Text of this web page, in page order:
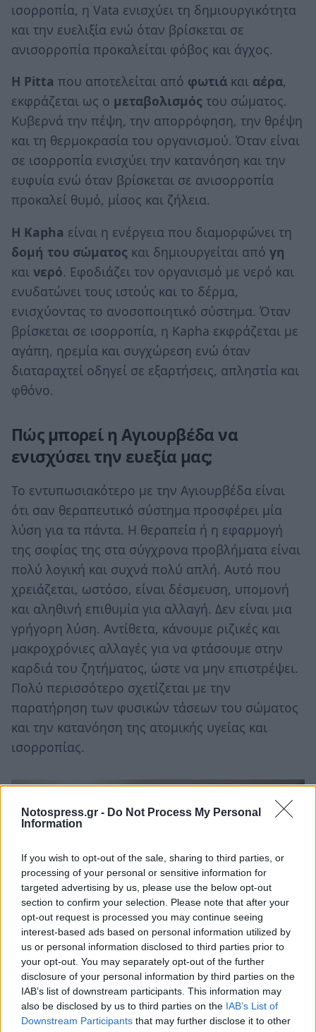
Notospress.gr - Do Not Process My Personal
Information
If you wish to opt-out of the sale, sharing to third parties, or
processing of your personal or sensitive information for
targeted advertising by us, please use the below opt-out
section to confirm your selection. Please note that after your
opt-out request is processed you may continue seeing
interest-based ads based on personal information utilized by
us or personal information disclosed to third parties prior to
your opt-out. You may separately opt-out of the further
disclosure of your personal information by third parties on the
IAB’s list of downstream participants. This information may
also be disclosed by us to third parties on the IAB’s List of
Downstream Participants that may further disclose it to other
ισορροπία, η Vata ενισχύει τη δημιουργικότητα
και την ευελιξία ενώ όταν βρίσκεται σε
ανισορροπία προκαλείται φόβος και άγχος.
Η Pitta που αποτελείται από φωτιά και αέρα,
εκφράζεται ως ο μεταβολισμός του σώματος.
Κυβερνά την πέψη, την απορρόφηση, την θρέψη
και τη θερμοκρασία του οργανισμού. Όταν είναι
σε ισορροπία ενισχύει την κατανόηση και την
ευφυία ενώ όταν βρίσκεται σε ανισορροπία
προκαλεί θυμό, μίσος και ζήλεια.
Η Kapha είναι η ενέργεια που διαμορφώνει τη
δομή του σώματος και δημιουργείται από γη
και νερό. Εφοδιάζει τον οργανισμό με νερό και
ενυδατώνει τους ιστούς και το δέρμα,
ενισχύοντας το ανοσοποιητικό σύστημα. Όταν
βρίσκεται σε ισορροπία, η Kapha εκφράζεται με
αγάπη, ηρεμία και συγχώρεση ενώ όταν
διαταραχτεί οδηγεί σε εξαρτήσεις, απληστία και
φθόνο.
Πώς μπορεί η Αγιουρβέδα να
ενισχύσει την ευεξία μας;
Το εντυπωσιακότερο με την Αγιουρβέδα είναι
ότι σαν θεραπευτικό σύστημα προσφέρει μία
λύση για τα πάντα. Η θεραπεία ή η εφαρμογή
της σοφίας της στα σύγχρονα προβλήματα είναι
πολύ λογική και συχνά πολύ απλή. Αυτό που
χρειάζεται, ωστόσο, είναι δέσμευση, υπομονή
και αληθινή επιθυμία για αλλαγή. Δεν είναι μια
γρήγορη λύση. Αντίθετα, κάνουμε ριζικές και
μακροχρόνιες αλλαγές για να φτάσουμε στην
καρδιά του ζητήματος, ώστε να μην επιστρέψει.
Πολύ περισσότερο σχετίζεται με την
παρατήρηση των φυσικών τάσεων του σώματος
και την κατανόηση της ατομικής υγείας και
ισορροπίας.
Αγιουρβέδα και κατάθλιψη